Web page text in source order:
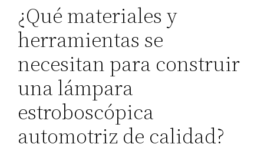
¿Qué materiales y
herramientas se
necesitan para construir
una lámpara
estroboscópica
automotriz de calidad?